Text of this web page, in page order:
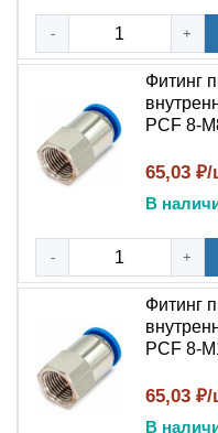
- +
Фитинг
PCF 8-
65,03
В
- +
Фитинг
PCF 8-
65,03
В